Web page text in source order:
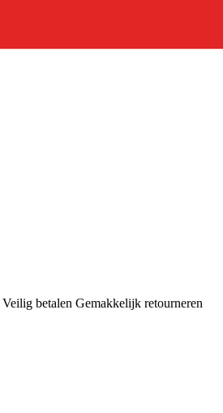
Veilig betalen Gemakkelijk retourneren